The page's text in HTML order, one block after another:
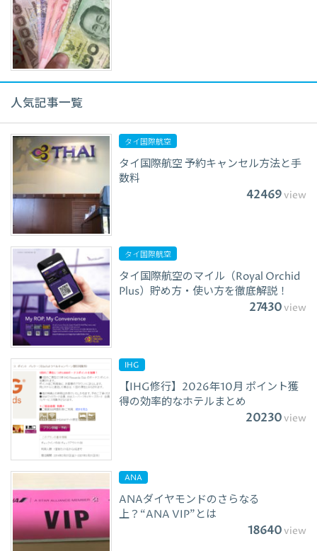
人気記事一覧
タイ国際航空
タイ国際航空 予約キャンセル方法と手
数料
42469view
タイ国際航空
タイ国際航空のマイル（Royal Orchid
Plus）貯め方・使い方を徹底解説！
27430view
IHG
【IHG修行】2026年10月 ポイント獲
得の効率的なホテルまとめ
20230view
ANA
ANAダイヤモンドのさらなる
上？“ANA VIP”とは
18640view